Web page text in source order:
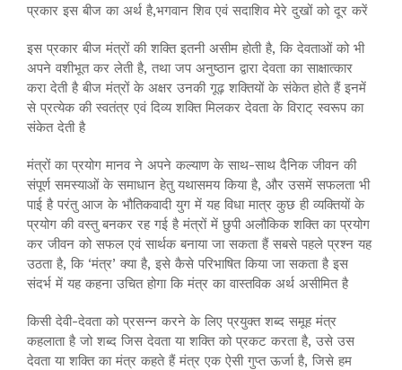
प्रकार इस बीज का अर्थ है,भगवान शिव एवं सदाशिव मेरे दुखों को दूर करें
इस प्रकार बीज मंत्रों की शक्ति इतनी असीम होती है, कि देवताओं को भी
अपने वशीभूत कर लेती है, तथा जप अनुष्ठान द्वारा देवता का साक्षात्कार
करा देती है बीज मंत्रों के अक्षर उनकी गूढ़ शक्तियों के संकेत होते हैं इनमें
से प्रत्येक की स्वतंत्र एवं दिव्य शक्ति मिलकर देवता के विराट् स्वरूप का
संकेत देती है
मंत्रों का प्रयोग मानव ने अपने कल्याण के साथ-साथ दैनिक जीवन की
संपूर्ण समस्याओं के समाधान हेतु यथासमय किया है, और उसमें सफलता भी
पाई है परंतु आज के भौतिकवादी युग में यह विधा मात्र कुछ ही व्यक्तियों के
प्रयोग की वस्तु बनकर रह गई है मंत्रों में छुपी अलौकिक शक्ति का प्रयोग
कर जीवन को सफल एवं सार्थक बनाया जा सकता हैं सबसे पहले प्रश्न यह
उठता है, कि ‘मंत्र’ क्या है, इसे कैसे परिभाषित किया जा सकता है इस
संदर्भ में यह कहना उचित होगा कि मंत्र का वास्तविक अर्थ असीमित है
किसी देवी-देवता को प्रसन्न करने के लिए प्रयुक्त शब्द समूह मंत्र
कहलाता है जो शब्द जिस देवता या शक्ति को प्रकट करता है, उसे उस
देवता या शक्ति का मंत्र कहते हैं मंत्र एक ऐसी गुप्त ऊर्जा है, जिसे हम